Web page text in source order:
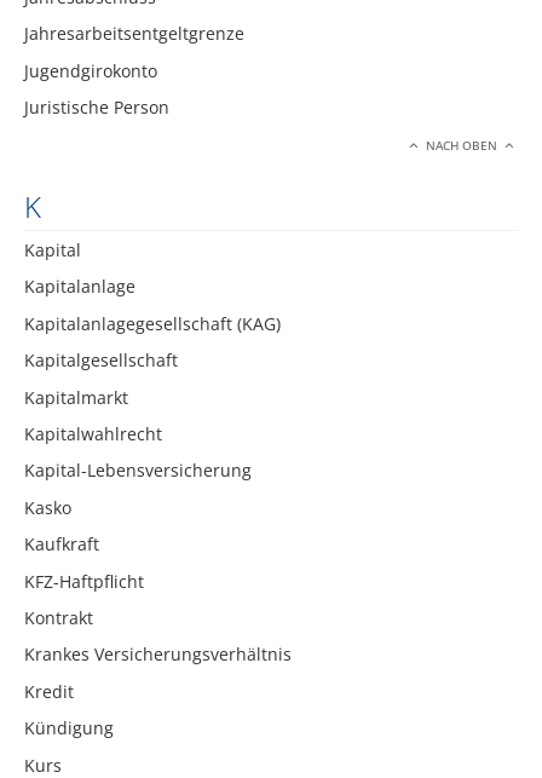
Jahresarbeitsentgeltgrenze
Jugendgirokonto
Juristische Person
NACH OBEN
K
Kapital
Kapitalanlage
Kapitalanlagegesellschaft (KAG)
Kapitalgesellschaft
Kapitalmarkt
Kapitalwahlrecht
Kapital-Lebensversicherung
Kasko
Kaufkraft
KFZ-Haftpflicht
Kontrakt
Krankes Versicherungsverhältnis
Kredit
Kündigung
Kurs